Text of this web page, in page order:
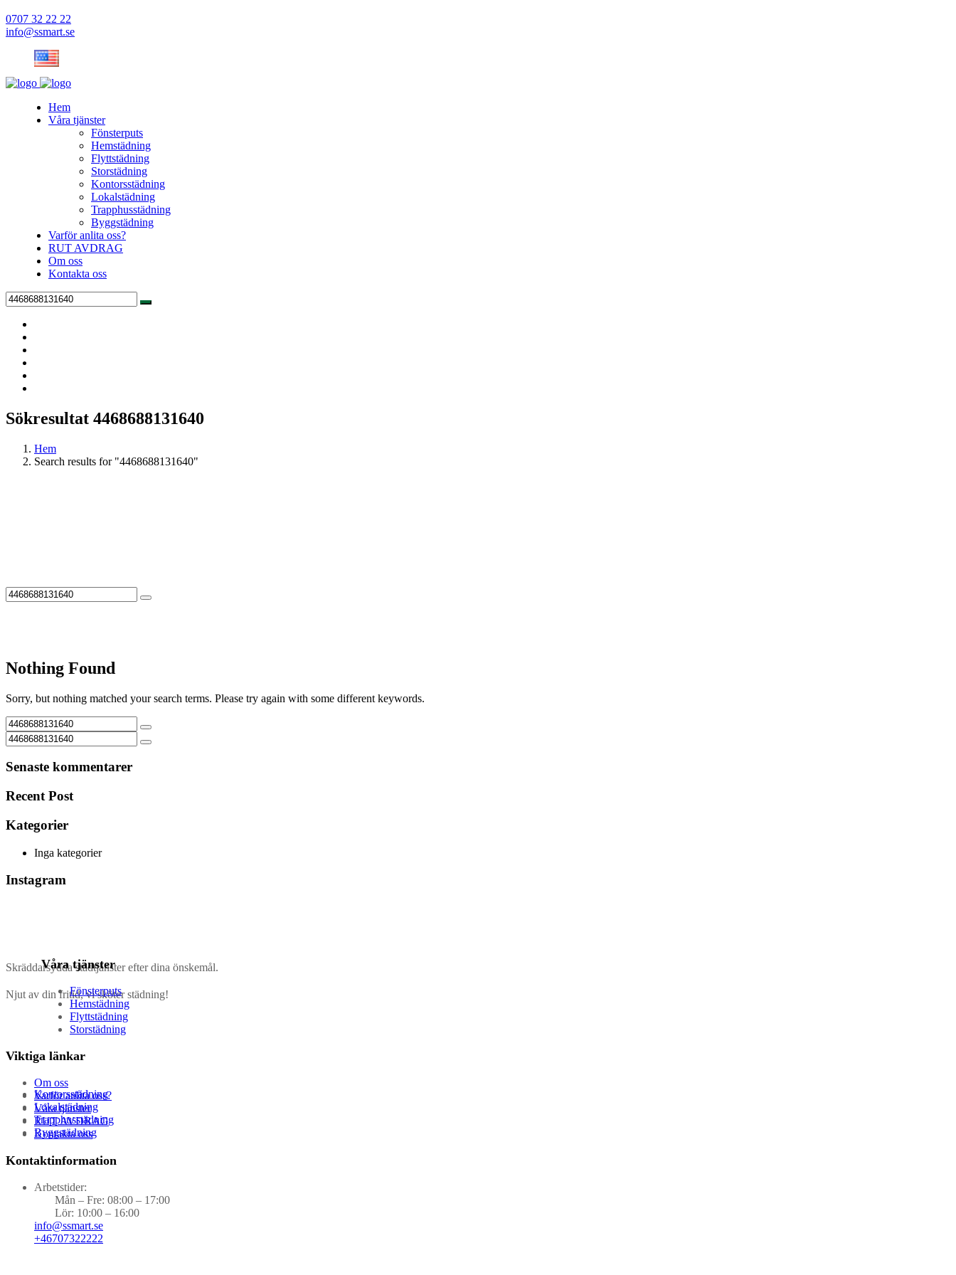
0707 32 22 22
info@ssmart.se
Hem
Våra tjänster
Fönsterputs
Hemstädning
Flyttstädning
Storstädning
Kontorsstädning
Lokalstädning
Trapphusstädning
Byggstädning
Varför anlita oss?
RUT AVDRAG
Om oss
Kontakta oss
Sökresultat 4468688131640
Hem
Search results for "4468688131640"
Nothing Found
Sorry, but nothing matched your search terms. Please try again with some different keywords.
Senaste kommentarer
Recent Post
Kategorier
Inga kategorier
Instagram
Skräddarsydda städtjänster efter dina önskemål.
Njut av din fritid, vi sköter städning!
Våra tjänster
Fönsterputs
Hemstädning
Flyttstädning
Storstädning
Kontorsstädning
Lokalstädning
Trapphusstädning
Byggstädning
Viktiga länkar
Om oss
Varför anlita oss?
Våra tjänster
RUT AVDRAG
Kontakta oss
Kontaktinformation
Arbetstider:
Mån – Fre: 08:00 – 17:00
Lör: 10:00 – 16:00
info@ssmart.se
+46707322222